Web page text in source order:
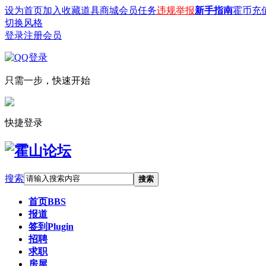
设为首页加入收藏道具商城会员任务违规举报新手指南霍币充
切换风格
登录注册会员
只需一步，快速开始
快捷登录
搜索 搜索
首页BBS
报道
签到Plugin
招聘
求职
房屋